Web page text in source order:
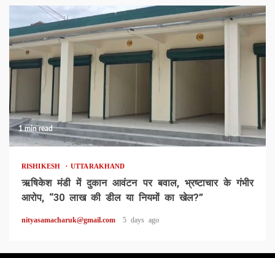
1 min read
RISHIKESH UTTARAKHAND
ऋषिकेश मंडी में दुकान आवंटन पर बवाल, भ्रष्टाचार के गंभीर
आरोप, “30 लाख की डील या नियमों का खेल?”
nityasamacharuk@gmail.com 5 days ago